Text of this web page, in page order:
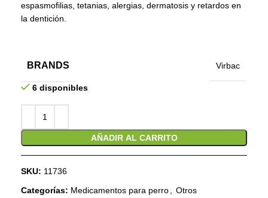
espasmofilias, tetanias, alergias, dermatosis y retardos en
la dentición.
BRANDS Virbac
6 disponibles
AÑADIR AL CARRITO
SKU: 11736
Categorías: Medicamentos para perro
Otros